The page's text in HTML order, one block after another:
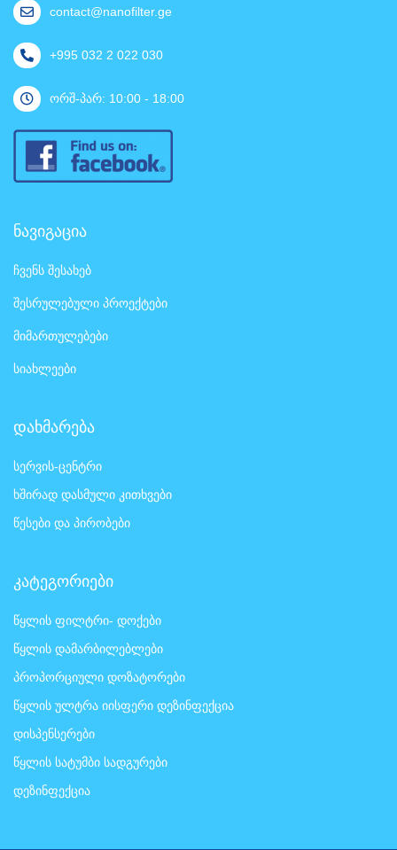
contact@nanofilter.ge
+995 032 2 022 030
ორშ-პარ: 10:00 - 18:00
ნავიგაცია
ჩვენს შესახებ
შესრულებული პროექტები
მიმართულებები
სიახლეები
დახმარება
სერვის-ცენტრი
ხშირად დასმული კითხვები
წესები და პირობები
კატეგორიები
წყლის ფილტრი- დოქები
წყლის დამარბილებლები
პროპორციული დოზატორები
წყლის ულტრა იისფერი დეზინფექცია
დისპენსერები
წყლის სატუმბი სადგურები
დეზინფექცია